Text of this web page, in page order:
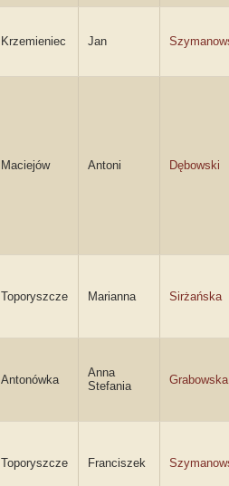
Krzemieniec Jan
Maciejów Antoni Dębowski
Toporyszcze Marianna Sirżańska
Antonówka
Anna
Stefania
Grabowska
Toporyszcze Franciszek